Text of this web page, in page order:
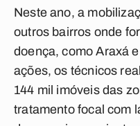
Neste ano, a
outros bairros onde
doença, como Araxá
ações, os técnicos
144 mil imóveis das
tratamento focal com